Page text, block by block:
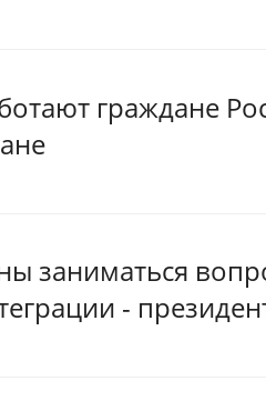
граждане
заниматься
-